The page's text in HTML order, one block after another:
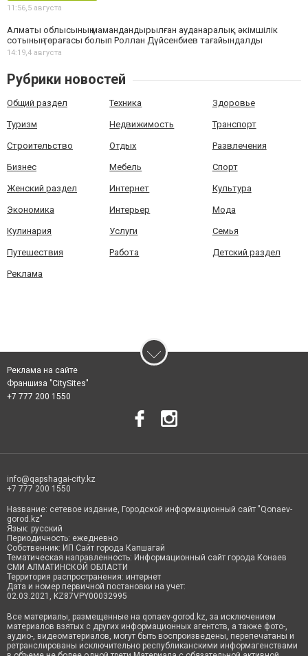
11:56,5 августа
Алматы облысының мамандандырылған ауданаралық әкімшілік
сотының төрағасы болып Роллан Дүйсенбиев тағайындалды
14:19,4 августа
Рубрики новостей
Общий раздел Техника Здоровье
Туризм Недвижимость Транспорт
Строительство Отдых Развлечения
Бизнес Мебель Спорт
Женский раздел Интернет Культура
Экономика Интерьер Мода
Кулинария Услуги Семья
Путешествия Работа Детский раздел
Реклама
Реклама на сайте
Франшиза "CitySites"
+7 777 200 1550
info@qapshagai-city.kz
+7 777 200 1550
Название: сетевое издание, Городской информационный сайт "Qonaev-
gorod.kz"
Язык: русский
Периодичность: ежедневно
Собственник: ИП Сайт города Капшагай
Тематическая направленность: Информационный сайт города Конаев
СМИ АЛМАТИНСКОЙ ОБЛАСТИ
Территория распространения: интернет
Дата и номер первичной постановки на учет:
02.03.2021, KZ87VPY00032995
Все материалы, размещенные на qonaev-gorod.kz, за исключением
материалов взятых с других информационных агентств, а также фото-,
аудио-, видеоматериалов, могут быть воспроизведены, перепечатаны и
ретранслированы исключительно республиканскими информагенствами